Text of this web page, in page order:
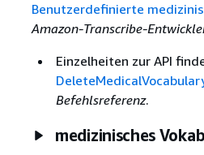
Benutzerdefinierte
Amazon-Transcribe-
Einzelheiten zur API
Befehlsreferenz.
medizinisches